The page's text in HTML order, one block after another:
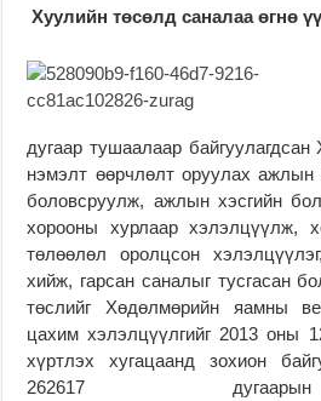
Хуулийн төсөлд саналаа өгнө үү
дугаар тушаалаар
нэмэлт өөрчлөлт оруулах ажлын
боловсруулж, ажлын хэсгийн
хорооны хурлаар хэлэлцүүлж,
төлөөлөл оролцсон
хийж, гарсан саналыг тусгасан
төслийг Хөдөлмөрийн яамны
цахим хэлэлцүүлгийг 2013 оны
хүртлэх хугацаанд зохион
262617